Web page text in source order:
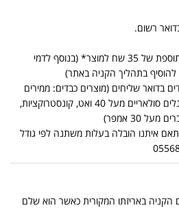
רשום.
ישנה אפשרות לדואר שליחים בתוספת של 35 שח למוצר* (בנוסף לדמי
בתהליך הקניה באתר)
בדואר שליחים (מוצרים כבדים: ממירים
מכניים מ 3000 ואט ומעלה, פאנלים סולאריים מעל 40 ואט, קונסטרוקציות,
30 אמפר)
איתנו הובלה בעלות משתנה לפי גודל
כל מוצר 14 יום מיום הקניה באריזתו המקורית כאשר הוא שלם